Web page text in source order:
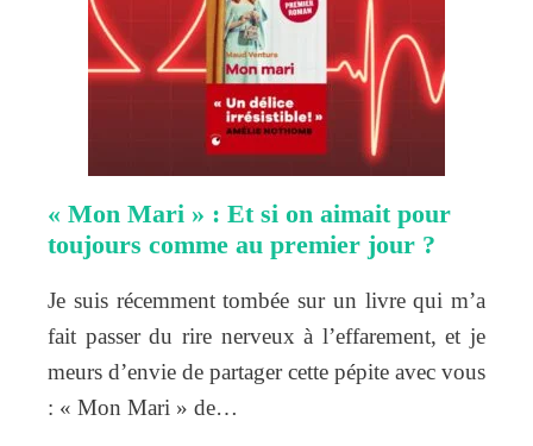
« Mon Mari » : Et si on aimait pour
toujours comme au premier jour ?
Je suis récemment tombée sur un livre qui m’a
fait passer du rire nerveux à l’effarement, et je
meurs d’envie de partager cette pépite avec vous
: « Mon Mari » de…